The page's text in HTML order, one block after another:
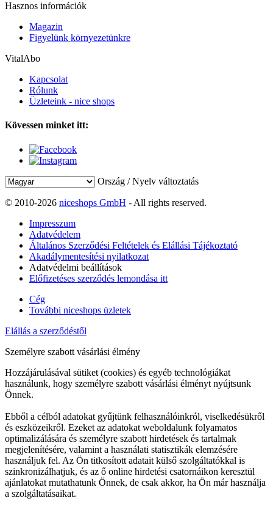
Hasznos információk
Magazin
Figyelünk környezetünkre
VitalAbo
Kapcsolat
Rólunk
Üzleteink - nice shops
Kövessen minket itt:
Ország / Nyelv változtatás
© 2010-2026 niceshops GmbH - All rights reserved.
Impresszum
Adatvédelem
Általános Szerződési Feltételek és Elállási Tájékoztató
Akadálymentesítési nyilatkozat
Adatvédelmi beállítások
Előfizetéses szerződés lemondása itt
Cég
További niceshops üzletek
Elállás a szerződéstől
Személyre szabott vásárlási élmény
Hozzájárulásával sütiket (cookies) és egyéb technológiákat
használunk, hogy személyre szabott vásárlási élményt nyújtsunk
Önnek.
Ebből a célból adatokat gyűjtünk felhasználóinkról, viselkedésükről
és eszközeikről. Ezeket az adatokat weboldalunk folyamatos
optimalizálására és személyre szabott hirdetések és tartalmak
megjelenítésére, valamint a használati statisztikák elemzésére
használjuk fel. Az Ön titkosított adatait külső szolgáltatókkal is
szinkronizálhatjuk, és az ő online hirdetési csatornáikon keresztül
ajánlatokat mutathatunk Önnek, de csak akkor, ha Ön már használja
a szolgáltatásaikat.